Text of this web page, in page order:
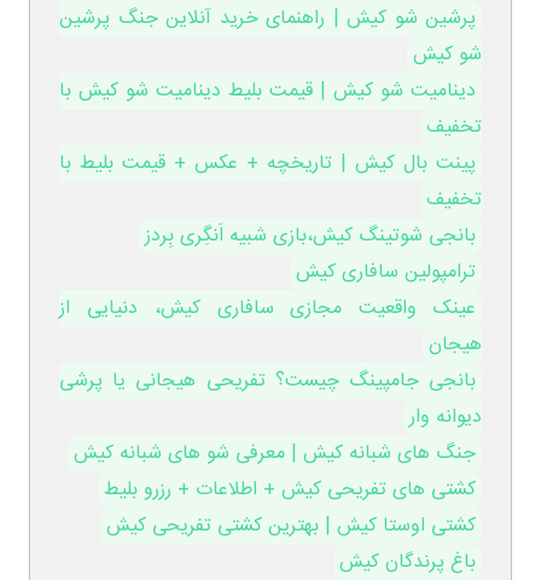
پرشین شو کیش | راهنمای خرید آنلاین جنگ پرشین
شو کیش
دینامیت شو کیش | قیمت بلیط دینامیت شو کیش با
تخفیف
پینت بال کیش | تاریخچه + عکس + قیمت بلیط با
تخفیف
بانجی شوتینگ کیش،بازی شبیه اَنگِری بِردز
ترامپولین سافاری کیش
عینک واقعیت مجازی سافاری کیش، دنیایی از
هیجان
بانجی جامپینگ چیست؟ تفریحی هیجانی یا پرشی
دیوانه وار
جنگ های شبانه کیش | معرفی شو های شبانه کیش
کشتی های تفریحی کیش + اطلاعات + رزرو بلیط
کشتی اوستا کیش | بهترین کشتی تفریحی کیش
باغ پرندگان کیش